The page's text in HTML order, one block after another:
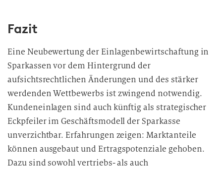
Fazit
Eine Neubewertung der Einlagenbewirtschaftung in
Sparkassen vor dem Hintergrund der
aufsichtsrechtlichen Änderungen und des stärker
werdenden Wettbewerbs ist zwingend notwendig.
Kundeneinlagen sind auch künftig als strategischer
Eckpfeiler im Geschäftsmodell der Sparkasse
unverzichtbar. Erfahrungen zeigen: Marktanteile
können ausgebaut und Ertragspotenziale gehoben.
Dazu sind sowohl vertriebs- als auch